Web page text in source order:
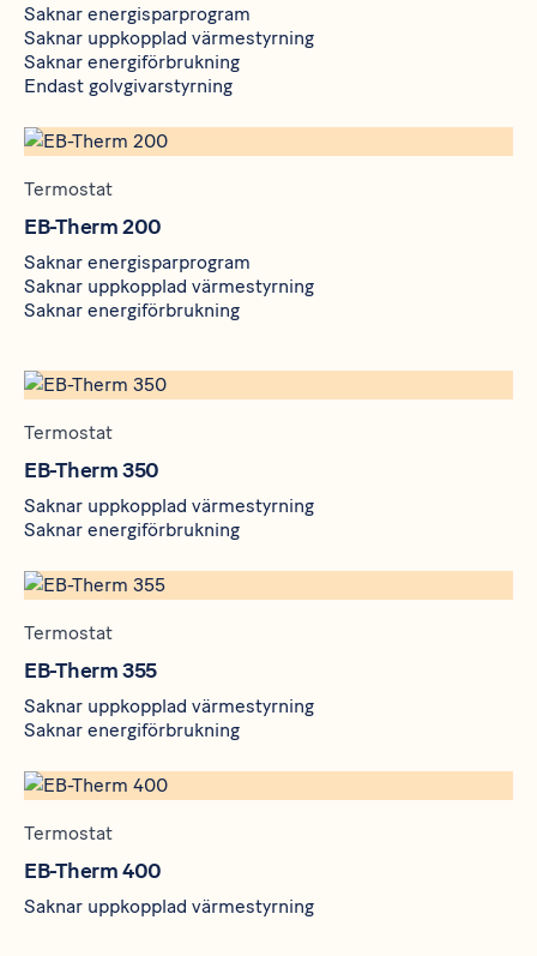
Saknar energisparprogram
Saknar uppkopplad värmestyrning
Saknar energiförbrukning
Endast golvgivarstyrning
Termostat
EB-Therm 200
Saknar energisparprogram
Saknar uppkopplad värmestyrning
Saknar energiförbrukning
Termostat
EB-Therm 350
Saknar uppkopplad värmestyrning
Saknar energiförbrukning
Termostat
EB-Therm 355
Saknar uppkopplad värmestyrning
Saknar energiförbrukning
Termostat
EB-Therm 400
Saknar uppkopplad värmestyrning